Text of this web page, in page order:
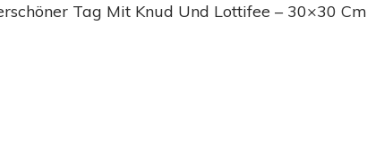
Tag Mit Knud Und Lottifee – 30×30 Cm